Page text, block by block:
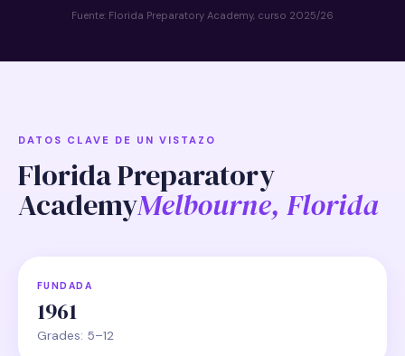
Fuente: Florida Preparatory Academy, curso 2025/26
DATOS CLAVE DE UN VISTAZO
Florida Preparatory
AcademyMelbourne, Florida
FUNDADA
1961
Grades: 5–12